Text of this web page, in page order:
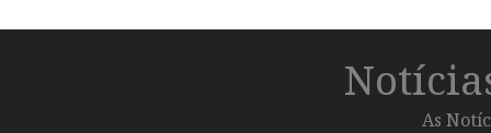
As